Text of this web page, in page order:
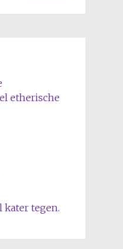
etherische
kater tegen.